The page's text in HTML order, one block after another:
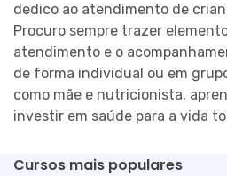
dedico ao atendimento de
Procuro sempre trazer
atendimento e o
de forma individual ou em
como mãe e nutricionista,
investir em saúde para a vida
Cursos mais populares